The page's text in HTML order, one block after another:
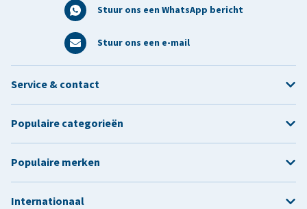
Stuur ons een WhatsApp bericht
Stuur ons een e-mail
Service & contact
Populaire categorieën
Populaire merken
Internationaal